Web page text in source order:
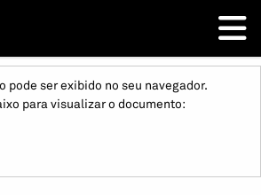
pode ser exibido no seu navegador.
para visualizar o documento: